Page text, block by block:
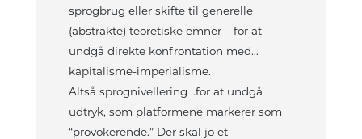
sprogbrug eller skifte til generelle
(abstrakte) teoretiske emner – for at
undgå direkte konfrontation med…
kapitalisme-imperialisme.
Altså sprognivellering ..for at undgå
udtryk, som platformene markerer som
“provokerende.” Der skal jo et